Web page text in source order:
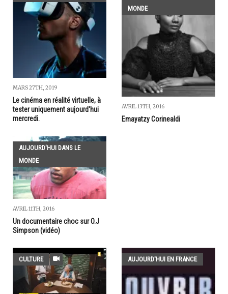
MARS 27TH, 2019
Le cinéma en réalité virtuelle, à
tester uniquement aujourd'hui
mercredi.
MONDE
AVRIL 13TH, 2016
Emayatzy Corinealdi
AUJOURD'HUI DANS LE
MONDE
AVRIL 11TH, 2016
Un documentaire choc sur O.J
Simpson (vidéo)
CULTURE AUJOURD'HUI EN FRANCE